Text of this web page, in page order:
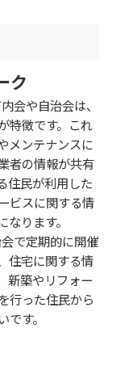
ク
会や自治会は、
特徴です。これ
メンテナンスに
者の情報が共有
住民が利用した
ビスに関する情
ります。
で定期的に開催
住宅に関する情
新築やリフォー
行った住民から
す。